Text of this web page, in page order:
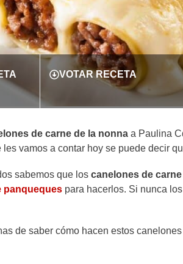
VOTAR RECETA
de carne de la nonna a Paulina
vamos a contar hoy se puede decir
sabemos que los canelones de carne
panqueques para hacerlos. Si nunca
de saber cómo hacen estos